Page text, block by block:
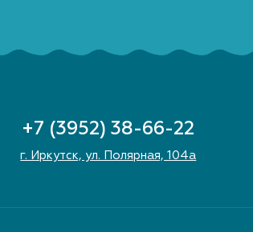
+7 (3952) 38-66-22
г. Иркутск, ул. Полярная, 104а